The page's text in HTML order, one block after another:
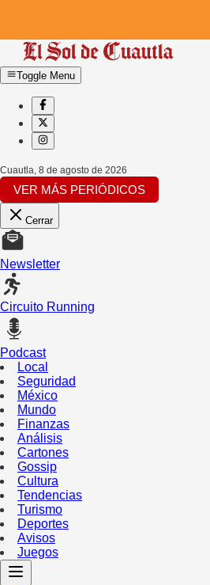
Toggle Menu
Cuautla, 8 de agosto de 2026
VER MÁS PERIÓDICOS
Cerrar
Newsletter
Circuito Running
Podcast
Local
Seguridad
México
Mundo
Finanzas
Análisis
Cartones
Gossip
Cultura
Tendencias
Turismo
Deportes
Avisos
Juegos